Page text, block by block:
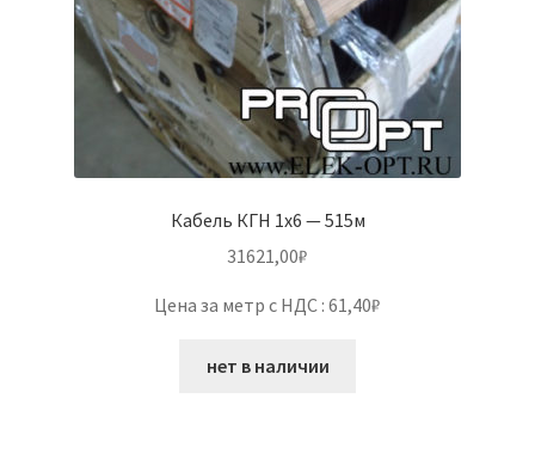
Кабель КГН 1х6 — 515м
31621,00₽
Цена за метр с НДС : 61,40₽
нет в наличии